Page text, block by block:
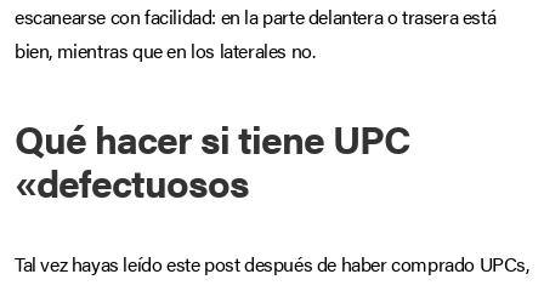
escanearse con facilidad: en la parte delantera o trasera está
bien, mientras que en los laterales no.
Qué hacer si tiene UPC
«defectuosos
Tal vez hayas leído este post después de haber comprado UPCs,